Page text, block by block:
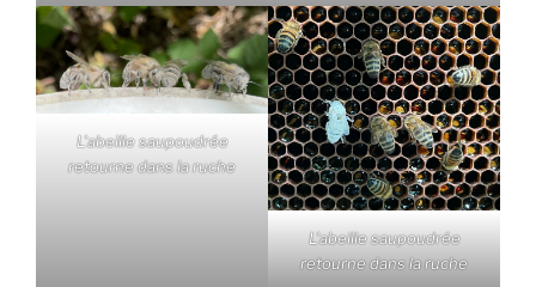
L’abeille saupoudrée
retourne dans la ruche
L’abeille saupoudrée
retourne dans la ruche